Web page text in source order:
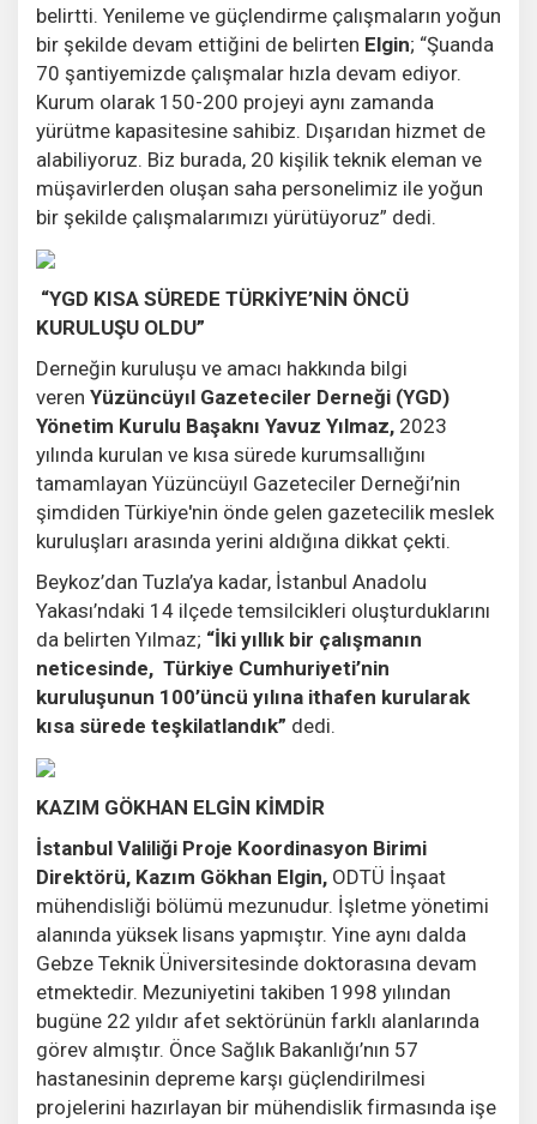
belirtti. Yenileme ve güçlendirme çalışmaların yoğun
bir şekilde devam ettiğini de belirten Elgin; “Şuanda
70 şantiyemizde çalışmalar hızla devam ediyor.
Kurum olarak 150-200 projeyi aynı zamanda
yürütme kapasitesine sahibiz. Dışarıdan hizmet de
alabiliyoruz. Biz burada, 20 kişilik teknik eleman ve
müşavirlerden oluşan saha personelimiz ile yoğun
bir şekilde çalışmalarımızı yürütüyoruz” dedi.
“YGD KISA SÜREDE TÜRKİYE’NİN ÖNCÜ
KURULUŞU OLDU”
Derneğin kuruluşu ve amacı hakkında bilgi
veren Yüzüncüyıl Gazeteciler Derneği (YGD)
Yönetim Kurulu Başaknı Yavuz Yılmaz, 2023
yılında kurulan ve kısa sürede kurumsallığını
tamamlayan Yüzüncüyıl Gazeteciler Derneği’nin
şimdiden Türkiye'nin önde gelen gazetecilik meslek
kuruluşları arasında yerini aldığına dikkat çekti.
Beykoz’dan Tuzla’ya kadar, İstanbul Anadolu
Yakası’ndaki 14 ilçede temsilcikleri oluşturduklarını
da belirten Yılmaz; “İki yıllık bir çalışmanın
neticesinde, Türkiye Cumhuriyeti’nin
kuruluşunun 100’üncü yılına ithafen kurularak
kısa sürede teşkilatlandık” dedi.
KAZIM GÖKHAN ELGİN KİMDİR
İstanbul Valiliği Proje Koordinasyon Birimi
Direktörü, Kazım Gökhan Elgin, ODTÜ İnşaat
mühendisliği bölümü mezunudur. İşletme yönetimi
alanında yüksek lisans yapmıştır. Yine aynı dalda
Gebze Teknik Üniversitesinde doktorasına devam
etmektedir. Mezuniyetini takiben 1998 yılından
bugüne 22 yıldır afet sektörünün farklı alanlarında
görev almıştır. Önce Sağlık Bakanlığı’nın 57
hastanesinin depreme karşı güçlendirilmesi
projelerini hazırlayan bir mühendislik firmasında işe